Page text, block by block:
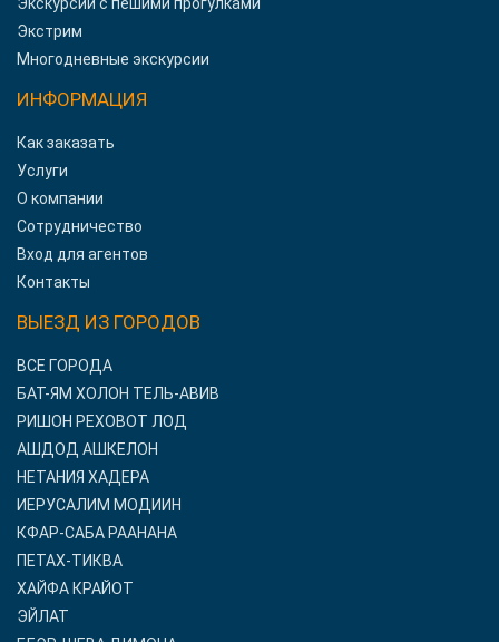
Экстрим
Многодневные экскурсии
ИНФОРМАЦИЯ
Как заказать
Услуги
О компании
Сотрудничество
Вход для агентов
Контакты
ВЫЕЗД ИЗ ГОРОДОВ
ВСЕ ГОРОДА
БАТ-ЯМ ХОЛОН ТЕЛЬ-АВИВ
РИШОН РЕХОВОТ ЛОД
АШДОД АШКЕЛОН
НЕТАНИЯ ХАДЕРА
ИЕРУСАЛИМ МОДИИН
КФАР-САБА РААНАНА
ПЕТАХ-ТИКВА
ХАЙФА КРАЙОТ
ЭЙЛАТ